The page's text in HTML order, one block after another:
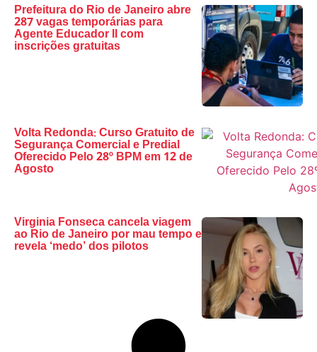
Prefeitura do Rio de Janeiro abre
287 vagas temporárias para
Agente Educador II com
inscrições gratuitas
Volta Redonda: Curso Gratuito de
Segurança Comercial e Predial
Oferecido Pelo 28º BPM em 12 de
Agosto
Virginia Fonseca cancela viagem
ao Rio de Janeiro por mau tempo e
revela ‘medo’ dos pilotos